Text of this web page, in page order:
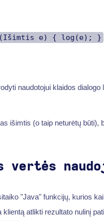
e) { log(e); }
naudotojui klaidos
išimtis (o taip neturėtų būti),
vertės
"Java" funkcijų, kurios
atlikti rezultato nulinį